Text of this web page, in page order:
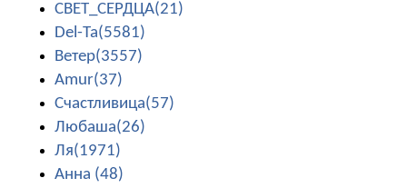
СВЕТ_СЕРДЦА(21)
Del-Ta(5581)
Ветер(3557)
Amur(37)
Счастливица(57)
Любаша(26)
Ля(1971)
Анна (48)